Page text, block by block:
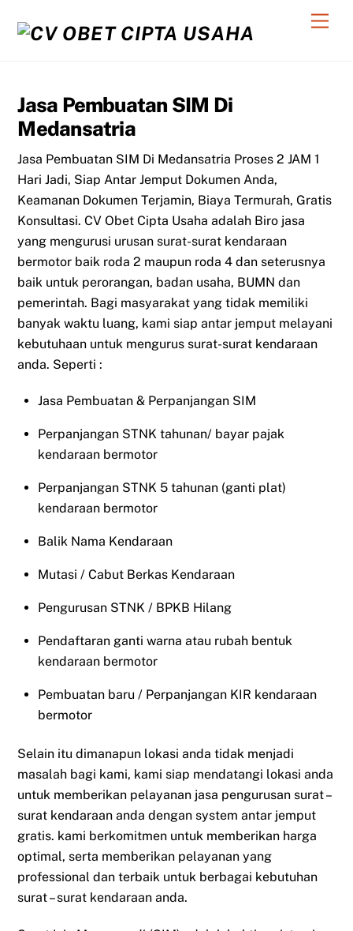
Jasa Pembuatan SIM Di
Medansatria
Jasa Pembuatan SIM Di Medansatria Proses 2 JAM 1
Hari Jadi, Siap Antar Jemput Dokumen Anda,
Keamanan Dokumen Terjamin, Biaya Termurah, Gratis
Konsultasi. CV Obet Cipta Usaha adalah Biro jasa
yang mengurusi urusan surat-surat kendaraan
bermotor baik roda 2 maupun roda 4 dan seterusnya
baik untuk perorangan, badan usaha, BUMN dan
pemerintah. Bagi masyarakat yang tidak memiliki
banyak waktu luang, kami siap antar jemput melayani
kebutuhaan untuk mengurus surat-surat kendaraan
anda. Seperti :
Jasa Pembuatan & Perpanjangan SIM
Perpanjangan STNK tahunan/ bayar pajak
kendaraan bermotor
Perpanjangan STNK 5 tahunan (ganti plat)
kendaraan bermotor
Balik Nama Kendaraan
Mutasi / Cabut Berkas Kendaraan
Pengurusan STNK / BPKB Hilang
Pendaftaran ganti warna atau rubah bentuk
kendaraan bermotor
Pembuatan baru / Perpanjangan KIR kendaraan
bermotor
Selain itu dimanapun lokasi anda tidak menjadi
masalah bagi kami, kami siap mendatangi lokasi anda
untuk memberikan pelayanan jasa pengurusan surat –
surat kendaraan anda dengan system antar jemput
gratis. kami berkomitmen untuk memberikan harga
optimal, serta memberikan pelayanan yang
professional dan terbaik untuk berbagai kebutuhan
surat – surat kendaraan anda.